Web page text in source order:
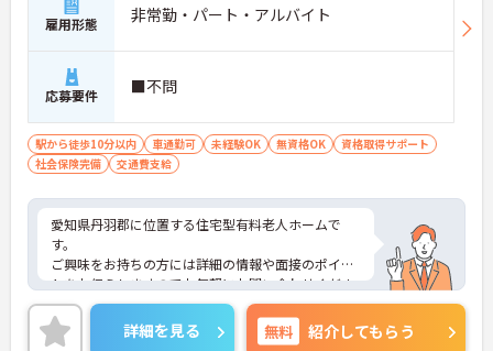
雇用形態 非常勤・パート・アルバイト
応募要件 ■不問
駅から徒歩10分以内 車通勤可 未経験OK 無資格OK
資格取得サポート
社会保険完備
交通費支給
愛知県丹羽郡に位置する住宅型有料老人ホームで
す。
ご興味をお持ちの方には詳細の情報や面接のポイン
トをお伝えしますのでお気軽にお問い合わせくださ
いませ。
詳細を見る 無料 紹介してもらう